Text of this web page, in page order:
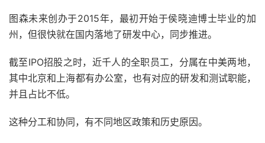
图森未来创办于2015年，最初开始于侯晓迪博士毕业的加
州，但很快就在国内落地了研发中心，同步推进。
截至IPO招股之时，近千人的全职员工，分属在中美两地，
其中北京和上海都有办公室，也有对应的研发和测试职能，
并且占比不低。
这种分工和协同，有不同地区政策和历史原因。